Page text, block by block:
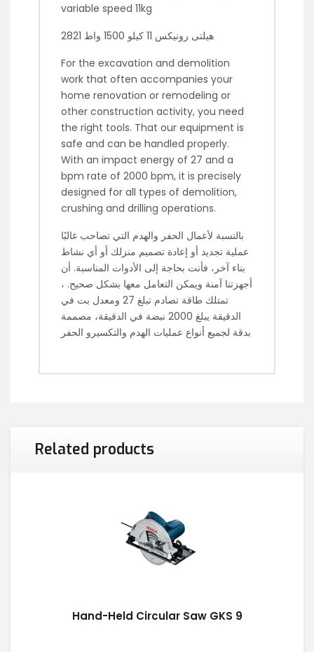
variable speed 11kg
هيلتى رونيكس 11 كيلو 1500 واط 2821
For the excavation and demolition
work that often accompanies your
home renovation or remodeling or
other construction activity, you need
the right tools. That our equipment is
safe and can be handled properly.
With an impact energy of 27 and a
bpm rate of 2000 bpm, it is precisely
designed for all types of demolition,
crushing and drilling operations.
بالنسبة لأعمال الحفر والهدم التي تصاحب غالبًا
عملية تجديد أو إعادة تصميم منزلك أو أي نشاط
بناء آخر، فأنت بحاجة إلى الأدوات المناسبة. أن
أجهزتنا آمنة ويمكن التعامل معها بشكل صحيح. ،
تمتلك طاقة تصادم تبلغ 27 ومعدل بت في
الدقيقة يبلغ 2000 نبضة في الدقيقة، مصممة
بدقة لجميع أنواع عمليات الهدم والتكسيرو الحفر
Related products
Hand-Held Circular Saw GKS 9